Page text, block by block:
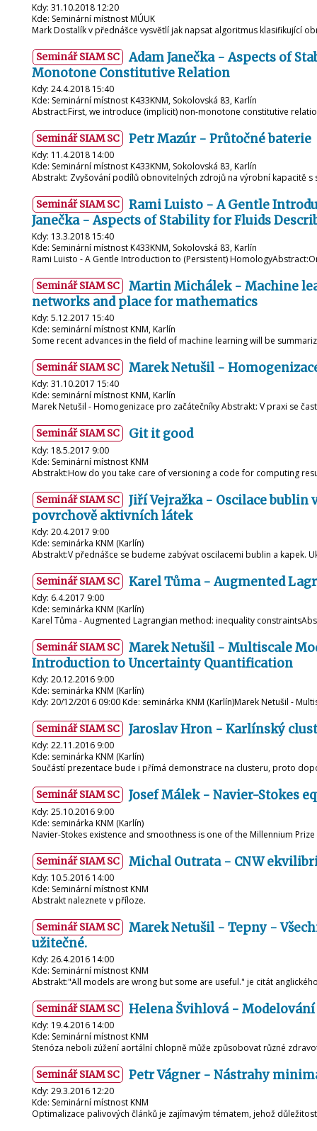
Kdy: 31.10.2018 12:20
Kde: Seminární místnost MÚUK
Mark Dostalík v přednášce vysvětlí jak napsat algoritmus klasifikující
Seminář SIAM SC
Adam Janečka - Aspects of
Monotone Constitutive Relation
Kdy: 24.4.2018 15:40
Kde: Seminární místnost K433KNM, Sokolovská 83, Karlín
Abstract:First, we introduce (implicit) non-monotone constitutive
Seminář SIAM SC Petr Mazúr - Průtočné baterie
Kdy: 11.4.2018 14:00
Kde: Seminární místnost K433KNM, Sokolovská 83, Karlín
Abstrakt: Zvyšování podílů obnovitelných zdrojů na výrobní kapacitě
Seminář SIAM SC
Rami Luisto - A Gentle
Janečka - Aspects of Stability for Fluids
Kdy: 13.3.2018 15:40
Kde: Seminární místnost K433KNM, Sokolovská 83, Karlín
Rami Luisto - A Gentle Introduction to (Persistent)
Seminář SIAM SC
Martin Michálek - Machine
networks and place for mathematics
Kdy: 5.12.2017 15:40
Kde: seminární místnost KNM, Karlín
Some recent advances in the field of machine learning will be
Seminář SIAM SC Marek Netušil -
Kdy: 31.10.2017 15:40
Kde: seminární místnost KNM, Karlín
Marek Netušil - Homogenizace pro začátečníky Abstrakt: V praxi se
Seminář SIAM SC Git it good
Kdy: 18.5.2017 9:00
Kde: Seminární místnost KNM
Abstrakt:How do you take care of versioning a code for computing
Seminář SIAM SC
Jiří Vejražka - Oscilace bublin
povrchově aktivních látek
Kdy: 20.4.2017 9:00
Kde: seminárka KNM (Karlín)
Abstrakt:V přednášce se budeme zabývat oscilacemi bublin a kapek.
Seminář SIAM SC Karel Tůma - Augmented
Kdy: 6.4.2017 9:00
Kde: seminárka KNM (Karlín)
Karel Tůma - Augmented Lagrangian method: inequality
Seminář SIAM SC
Marek Netušil - Multiscale
Introduction to Uncertainty Quantification
Kdy: 20.12.2016 9:00
Kde: seminárka KNM (Karlín)
Kdy: 20/12/2016 09:00 Kde: seminárka KNM (Karlín)Marek Netušil -
Seminář SIAM SC Jaroslav Hron - Karlínský
Kdy: 22.11.2016 9:00
Kde: seminárka KNM (Karlín)
Součástí prezentace bude i přímá demonstrace na clusteru, proto
Seminář SIAM SC Josef Málek - Navier-Stokes
Kdy: 25.10.2016 9:00
Kde: seminárka KNM (Karlín)
Navier-Stokes existence and smoothness is one of the Millennium
Seminář SIAM SC Michal Outrata - CNW
Kdy: 10.5.2016 14:00
Kde: Seminární místnost KNM
Abstrakt naleznete v příloze.
Seminář SIAM SC
Marek Netušil - Tepny -
užitečné.
Kdy: 26.4.2016 14:00
Kde: Seminární místnost KNM
Abstrakt:"All models are wrong but some are useful." je citát
Seminář SIAM SC Helena Švihlová -
Kdy: 19.4.2016 14:00
Kde: Seminární místnost KNM
Stenóza neboli zúžení aortální chlopně může způsobovat různé
Seminář SIAM SC Petr Vágner - Nástrahy
Kdy: 29.3.2016 12:20
Kde: Seminární místnost KNM
Optimalizace palivových článků je zajímavým tématem, jehož